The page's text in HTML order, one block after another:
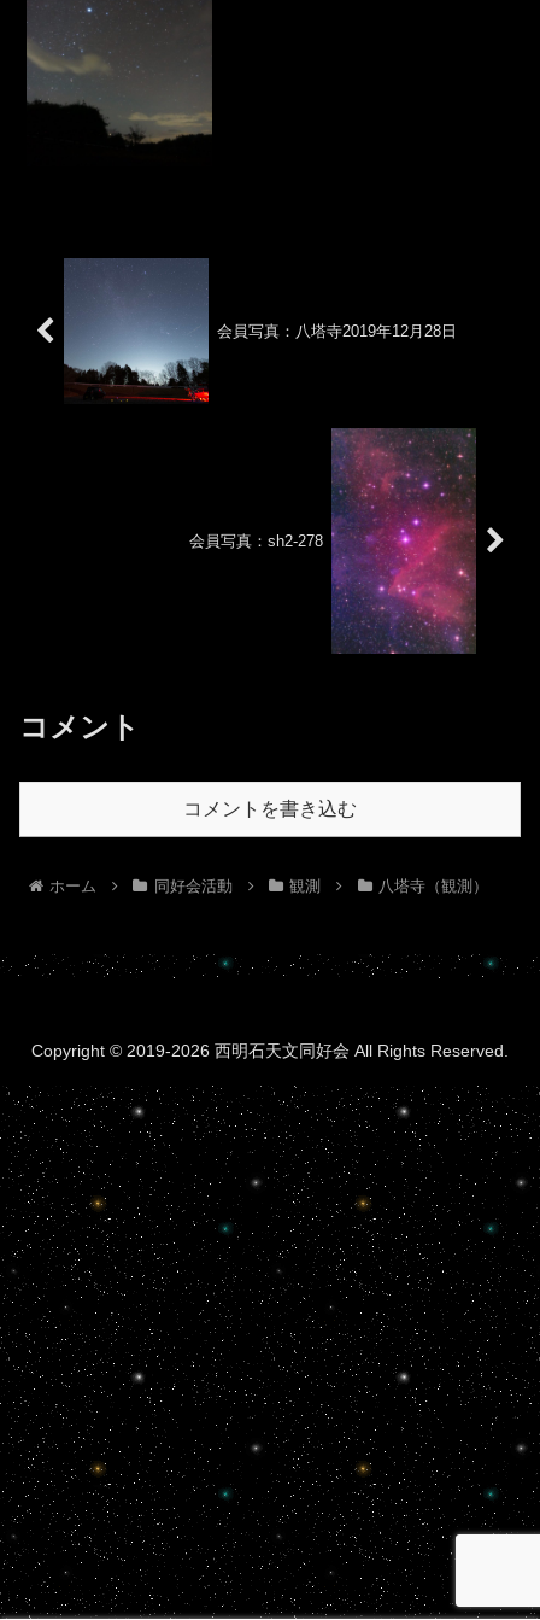
会員写真：八塔寺2019年12月28日
会員写真：sh2-278
コメント
コメントを書き込む
ホーム 同好会活動 観測 八塔寺（観測）
Copyright © 2019-2026 西明石天文同好会 All Rights Reserved.